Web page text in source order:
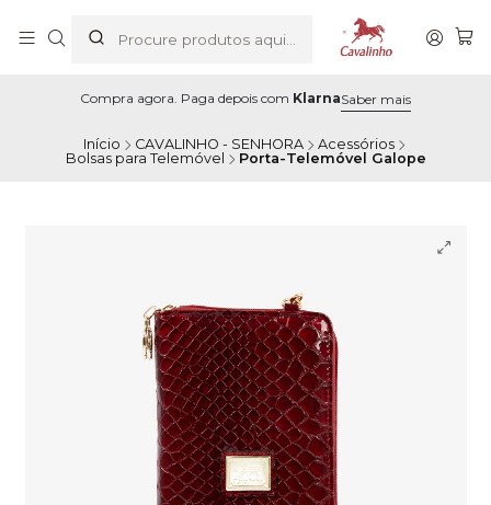
Compra agora. Paga depois com KlarnaSaber mais
Início CAVALINHO - SENHORA
Acessórios
Bolsas para Telemóvel
Porta-Telemóvel Galope